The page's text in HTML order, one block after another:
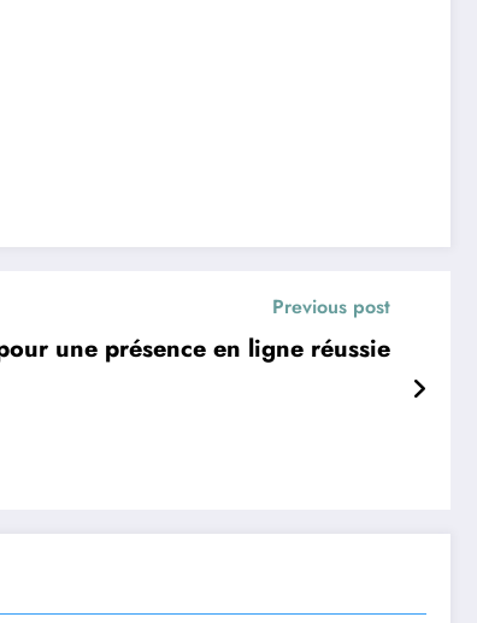
Previous post
une présence en ligne réussie